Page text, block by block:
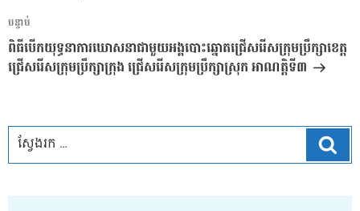
អត្ថបទ
បន្ទាប់
បន្ទាប់
ពិធីបើកយុទ្ធនាការឃោសនាជាមួយអង្គបោះឆ្នោតជ្រើសរើសក្រុមប្រឹក្សាខេត្ត
ជ្រើសរើសក្រុមប្រឹក្សាក្រុង ជ្រើសរើសក្រុមប្រឹក្សាស្រុក អាណត្តិទី៣